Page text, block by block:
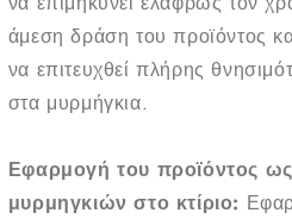
άμεση δράση του προϊόντος
να επιτευχθεί πλήρης
στα μυρμήγκια.
Εφαρμογή του προϊόντος
μυρμηγκιών στο κτίριο: